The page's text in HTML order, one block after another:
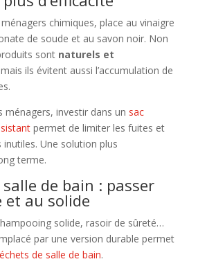
chimiques, place au vinaigre
de soude et au savon noir. Non
sont naturels et
ils évitent aussi l’accumulation de
ménagers, investir dans un sac
permet de limiter les fuites et
inutiles. Une solution plus
terme.
de bain : passer
et au solide
solide, rasoir de sûreté…
par une version durable permet
de salle de bain.